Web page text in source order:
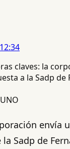
envía
Sadp de